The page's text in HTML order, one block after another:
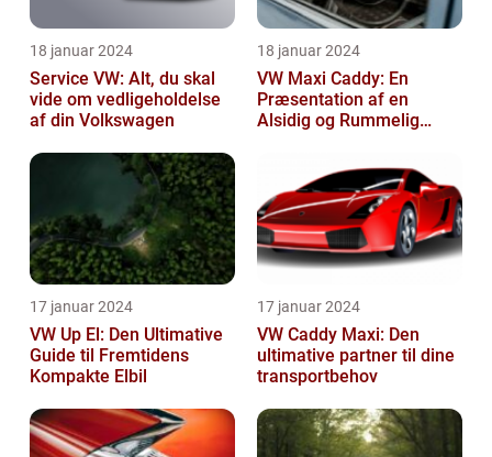
18 januar 2024
Service VW: Alt, du skal
vide om vedligeholdelse
af din Volkswagen
18 januar 2024
VW Maxi Caddy: En
Præsentation af en
Alsidig og Rummelig
17 januar 2024
VW Up El: Den Ultimative
Guide til Fremtidens
Kompakte Elbil
17 januar 2024
VW Caddy Maxi: Den
ultimative partner til dine
transportbehov